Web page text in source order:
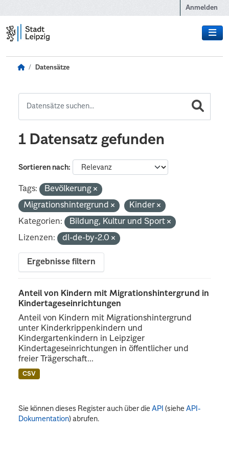
Anmelden
Datensätze
1 Datensatz gefunden
Sortieren nach
Tags:
Bevölkerung
Migrationshintergrund
Kinder
Kategorien:
Bildung, Kultur und Sport
Lizenzen:
dl-de-by-2.0
Ergebnisse filtern
Anteil von Kindern mit Migrationshintergrund in
Kindertageseinrichtungen
Anteil von Kindern mit Migrationshintergrund
unter Kinderkrippenkindern und
Kindergartenkindern in Leipziger
Kindertageseinrichtungen in öffentlicher und
freier Trägerschaft...
CSV
Sie können dieses Register auch über dieAPI (sieheAPI-
Dokumentation) abrufen.